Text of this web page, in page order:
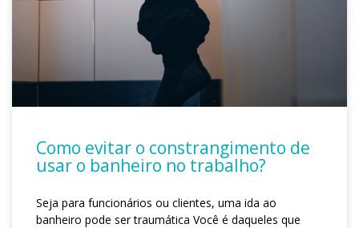
Como evitar o constrangimento de
usar o banheiro no trabalho?
Seja para funcionários ou clientes, uma ida ao
banheiro pode ser traumática Você é daqueles que